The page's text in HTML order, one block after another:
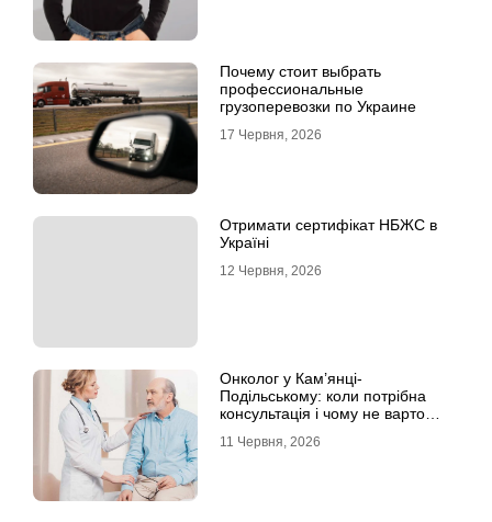
Почему стоит выбрать
профессиональные
грузоперевозки по Украине
17 Червня, 2026
Отримати сертифікат НБЖС в
Україні
12 Червня, 2026
Онколог у Кам’янці-
Подільському: коли потрібна
консультація і чому не варто
11 Червня, 2026